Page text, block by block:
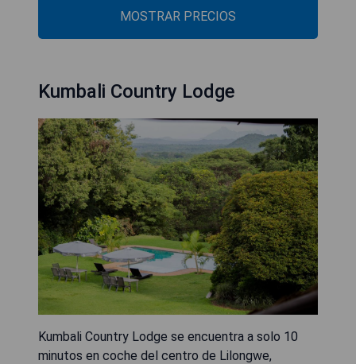
MOSTRAR PRECIOS
Kumbali Country Lodge
Kumbali Country Lodge se encuentra a solo 10
minutos en coche del centro de Lilongwe,